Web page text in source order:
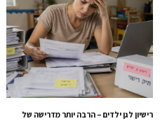
רישיון לגן ילדים – הרבה יותר מדרישה של